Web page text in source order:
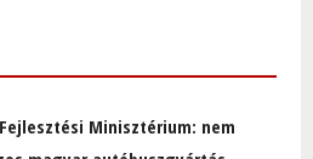
Minisztérium: nem